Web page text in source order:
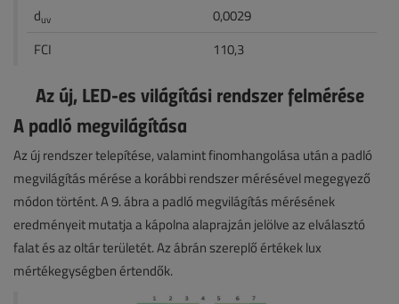
duv
0,0029
FCI
110,3
Az új, LED-es világítási rendszer felmérése
A padló megvilágítása
Az új rendszer telepítése, valamint finomhangolása után a padló
megvilágítás mérése a korábbi rendszer mérésével megegyező
módon történt. A 9. ábra a padló megvilágítás mérésének
eredményeit mutatja a kápolna alaprajzán jelölve az elválasztó
falat és az oltár területét. Az ábrán szereplő értékek lux
mértékegységben értendők.